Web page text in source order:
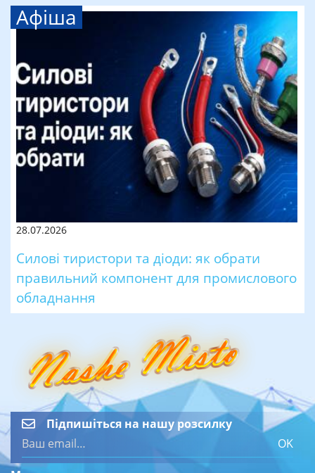
Афіша
28.07.2026
Силові тиристори та діоди: як обрати
правильний компонент для промислового
обладнання
Підпишіться на нашу розсилку
OK